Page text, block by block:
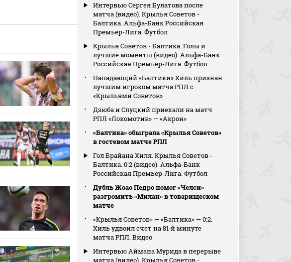
Интервью Сергея Булатова после
матча (видео). Крылья Советов -
Балтика. Альфа-Банк Российская
Премьер-Лига. Футбол
Крылья Советов - Балтика. Голы и
лучшие моменты (видео). Альфа-Банк
Российская Премьер-Лига. Футбол
Нападающий «Балтики» Хиль признан
лучшим игроком матча РПЛ с
«Крыльями Советов»
Дзюба и Слуцкий приехали на матч
РПЛ «Локомотив» — «Акрон»
«Балтика» обыграла «Крылья Советов»
в гостевом матче РПЛ
Гол Брайана Хиля. Крылья Советов -
Балтика. 0:2 (видео). Альфа-Банк
Российская Премьер-Лига. Футбол
Дубль Жоао Педро помог «Челси»
разгромить «Милан» в товарищеском
матче
«Крылья Советов» — «Балтика» — 0:2.
Хиль удвоил счет на 81‑й минуте
матча РПЛ. Видео
Интервью Аймана Мурида в перерыве
матча (видео). Крылья Советов -